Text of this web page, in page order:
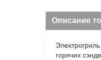
Описание
горячих